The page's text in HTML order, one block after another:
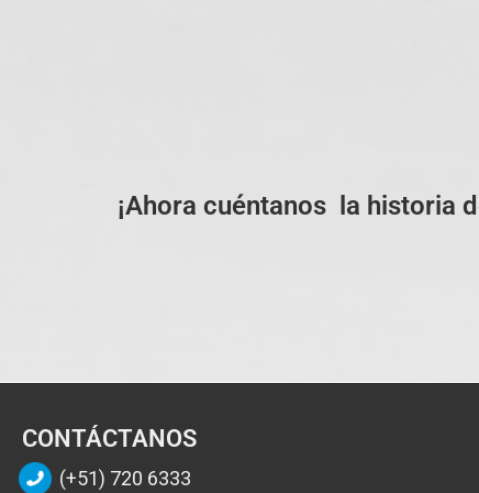
¡Ahora cuéntanos la historia
CONTÁCTANOS
(+51) 720 6333